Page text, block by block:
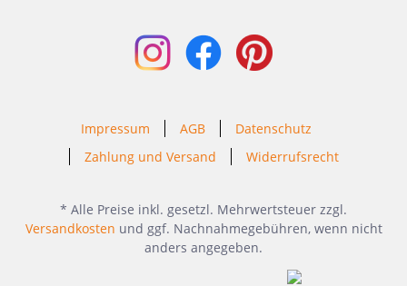
Impressum AGB
Datenschutz
Zahlung und Versand
Widerrufsrecht
* Alle Preise inkl. gesetzl. Mehrwertsteuer zzgl.
Versandkosten und ggf. Nachnahmegebühren, wenn nicht
anders angegeben.